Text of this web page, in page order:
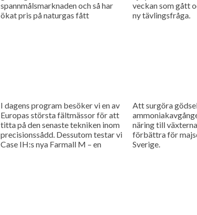
spannmålsmarknaden och så har
ökat pris på naturgas fått
veckan som gått
ny tävlingsfråga.
I dagens program besöker vi en av
Europas största fältmässor för att
titta på den senaste tekniken inom
precisionssådd. Dessutom testar vi
Case IH:s nya Farmall M – en
Att surgöra
näring till
förbättra för
Sverige.